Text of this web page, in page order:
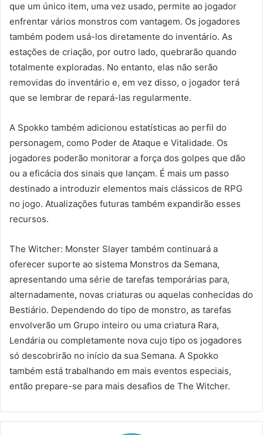
que um único item, uma vez usado, permite ao jogador
enfrentar vários monstros com vantagem. Os jogadores
também podem usá-los diretamente do inventário. As
estações de criação, por outro lado, quebrarão quando
totalmente exploradas. No entanto, elas não serão
removidas do inventário e, em vez disso, o jogador terá
que se lembrar de repará-las regularmente.
A Spokko também adicionou estatísticas ao perfil do
personagem, como Poder de Ataque e Vitalidade. Os
jogadores poderão monitorar a força dos golpes que dão
ou a eficácia dos sinais que lançam. É mais um passo
destinado a introduzir elementos mais clássicos de RPG
no jogo. Atualizações futuras também expandirão esses
recursos.
The Witcher: Monster Slayer também continuará a
oferecer suporte ao sistema Monstros da Semana,
apresentando uma série de tarefas temporárias para,
alternadamente, novas criaturas ou aquelas conhecidas do
Bestiário. Dependendo do tipo de monstro, as tarefas
envolverão um Grupo inteiro ou uma criatura Rara,
Lendária ou completamente nova cujo tipo os jogadores
só descobrirão no início da sua Semana. A Spokko
também está trabalhando em mais eventos especiais,
então prepare-se para mais desafios de The Witcher.